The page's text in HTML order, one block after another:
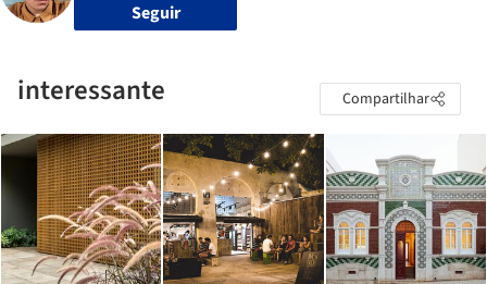
Seguir
interessante Compartilhar